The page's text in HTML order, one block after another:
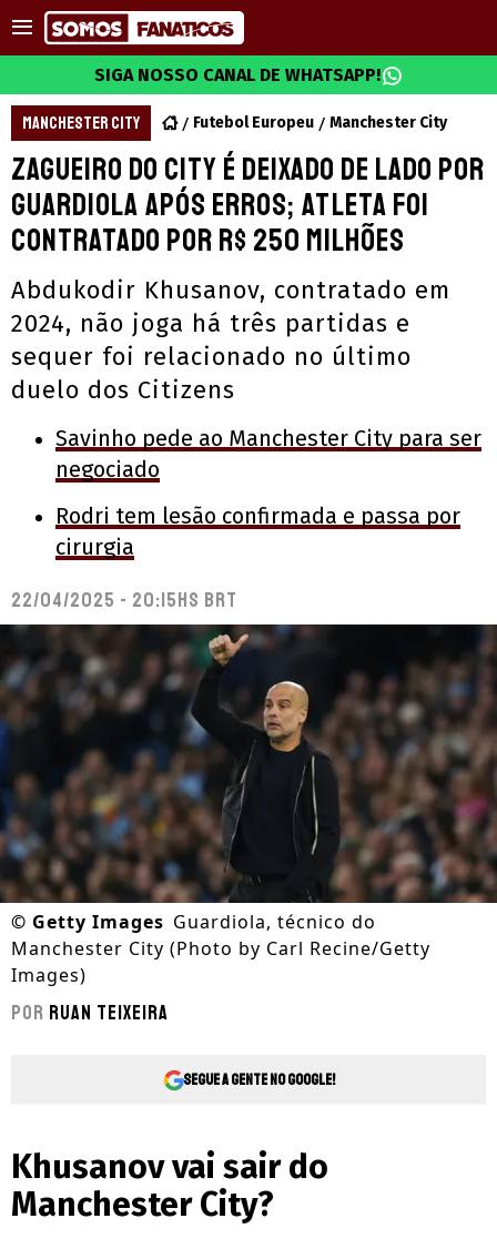
SIGA NOSSO CANAL DE WHATSAPP!
MANCHESTER CITY Futebol Europeu Manchester City
Zagueiro do City é deixado de lado por
Guardiola após erros; atleta foi
contratado por R$ 250 milhões
Abdukodir Khusanov, contratado em
2024, não joga há três partidas e
sequer foi relacionado no último
duelo dos Citizens
Savinho pede ao Manchester City para ser
negociado
Rodri tem lesão confirmada e passa por
cirurgia
22/04/2025 - 20:15hs BRT
© Getty Images Guardiola, técnico do
Manchester City (Photo by Carl Recine/Getty
Images)
Por Ruan Teixeira
Segue a gente no Google!
Khusanov vai sair do
Manchester City?